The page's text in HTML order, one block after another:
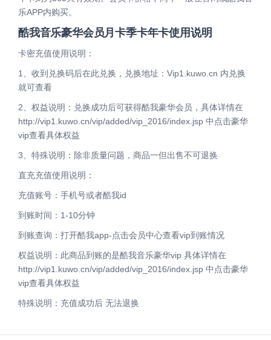
乐APP内购买。
酷我音乐豪华会员月卡季卡年卡使用说明
卡密充值使用说明：
1、收到兑换码后在此兑换，兑换地址：Vip1.kuwo.cn 内兑换
就可查看
2、权益说明：兑换成功后可获得酷我豪华会员，具体详情在
http://vip1.kuwo.cn/vip/added/vip_2016/index.jsp 中点击豪华
vip查看具体权益
3、特殊说明：除非质量问题，商品一但出售不可退换
直充充值使用说明：
充值账号：手机号或者酷我id
到账时间：1-10分钟
到账查询：打开酷我app-点击会员中心查看vip到账情况
权益说明：此商品到账的是酷我音乐豪华vip 具体详情在
http://vip1.kuwo.cn/vip/added/vip_2016/index.jsp 中点击豪华
vip查看具体权益
特殊说明：充值成功后 无法退换